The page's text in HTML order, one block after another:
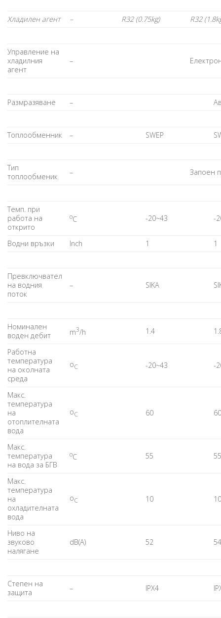
Хладилен агент – R32 (0.75kg) R32
Управление на
хладилния
агент
–
Размразяване –
Топлообменник – SWEP
Тип
топлообменик
– Запоен
Темп. при
работа на
открито
oC -20~43 -
Водни връзки Inch 1 1
Превключвател
на водния
поток
– SIKA
Номинален
воден дебит
m3/h 1.4
Работна
температура
на околната
среда
oC -20~43 -
Макс.
температура
на
отоплителната
вода
oC 60
Maкс.
температура
на вода за БГВ
oC 55
Макс.
температура
на
охладителната
вода
oC 10
Ниво на
звуково
налягане
dB(A) 52
Степен на
защита
– IPX4